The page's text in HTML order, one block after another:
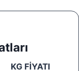
KG FİYATI